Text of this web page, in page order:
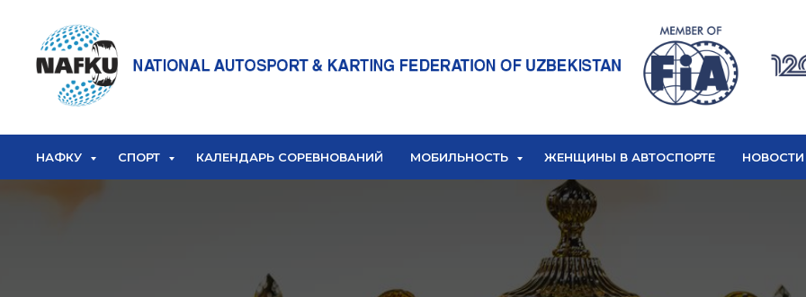
НАФКУ СПОРТ КАЛЕНДАРЬ СОРЕВНОВАНИЙ МОБИЛЬНОСТЬ ЖЕНЩИНЫ В АВТОСПОРТЕ НОВОСТИ